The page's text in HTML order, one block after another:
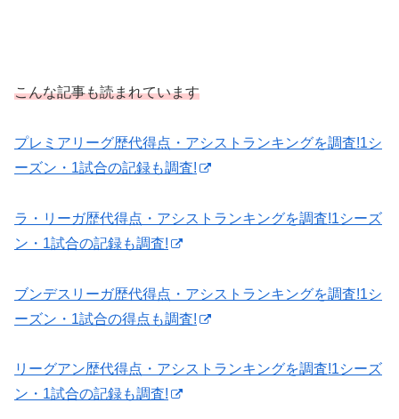
こんな記事も読まれています
プレミアリーグ歴代得点・アシストランキングを調査!1シ
ーズン・1試合の記録も調査!
ラ・リーガ歴代得点・アシストランキングを調査!1シーズ
ン・1試合の記録も調査!
ブンデスリーガ歴代得点・アシストランキングを調査!1シ
ーズン・1試合の得点も調査!
リーグアン歴代得点・アシストランキングを調査!1シーズ
ン・1試合の記録も調査!